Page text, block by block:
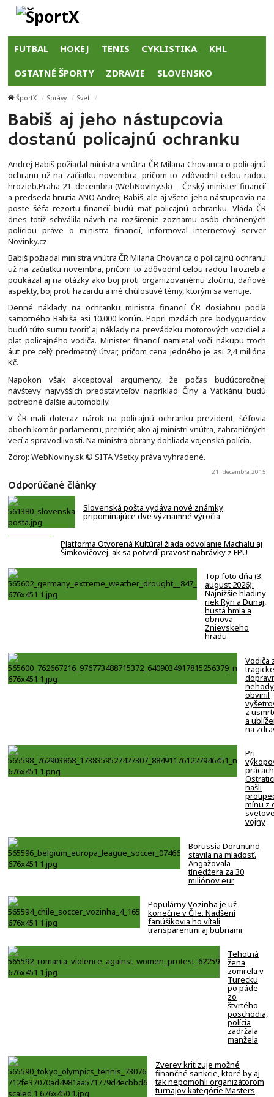
FUTBAL HOKEJ TENIS CYKLISTIKA KHL
OSTATNÉ ŠPORTY ZDRAVIE SLOVENSKO
ŠportX Správy Svet
Babiš aj jeho nástupcovia
dostanú policajnú ochranku
Andrej Babiš požiadal ministra vnútra ČR Milana Chovanca o policajnú
ochranu už na začiatku novembra, pričom to zdôvodnil celou radou
hrozieb.Praha 21. decembra (WebNoviny.sk) – Český minister financií
a predseda hnutia ANO Andrej Babiš, ale aj všetci jeho nástupcovia na
poste šéfa rezortu financií budú mať policajnú ochranku. Vláda ČR
dnes totiž schválila návrh na rozšírenie zoznamu osôb chránených
políciou práve o ministra financií, informoval internetový server
Novinky.cz.
Babiš požiadal ministra vnútra ČR Milana Chovanca o policajnú ochranu
už na začiatku novembra, pričom to zdôvodnil celou radou hrozieb a
poukázal aj na otázky ako boj proti organizovanému zločinu, daňové
aspekty, boj proti hazardu a iné chúlostivé témy, ktorým sa venuje.
Denné náklady na ochranku ministra financií ČR dosiahnu podľa
samotného Babiša asi 10.000 korún. Popri mzdách pre bodyguardov
budú túto sumu tvoriť aj náklady na prevádzku motorových vozidiel a
plat policajného vodiča. Minister financií namietal voči nákupu troch
áut pre celý predmetný útvar, pričom cena jedného je asi 2,4 milióna
Kč.
Napokon však akceptoval argumenty, že počas budúcoročnej
návštevy najvyšších predstaviteľov napríklad Číny a Vatikánu budú
potrebné ďalšie automobily.
V ČR mali doteraz nárok na policajnú ochranku prezident, šéfovia
oboch komôr parlamentu, premiér, ako aj ministri vnútra, zahraničných
vecí a spravodlivosti. Na ministra obrany dohliada vojenská polícia.
Zdroj: WebNoviny.sk © SITA Všetky práva vyhradené.
21. decembra 2015
Odporúčané články
Slovenská pošta vydáva nové známky
pripomínajúce dve významné výročia
Platforma Otvorená Kultúra! žiada odvolanie Machalu aj
Šimkovičovej, ak sa potvrdí pravosť nahrávky z FPU
Top foto dňa (3.
august 2026):
Najnižšie hladiny
riek Rýn a Dunaj,
hustá hmla a
obnova
Znievskeho
hradu
Vodiča
nehody
obvinil
z
a
na
Pri
našli
mínu z
vojny
Borussia Dortmund
stavila na mladosť.
Angažovala
tínedžera za 30
miliónov eur
Populárny Vozinha je už
konečne v Čile. Nadšení
fanúšikovia ho vítali
transparentmi aj bubnami
Tehotná
žena
zomrela v
Turecku
po páde
zo
štvrtého
poschodia,
polícia
zadržala
manžela
Zverev kritizuje možné
finančné sankcie, ktoré by aj
tak nepomohli organizátorom
turnajov kategórie Masters